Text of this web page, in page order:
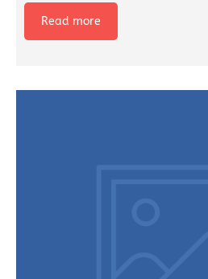
Read more